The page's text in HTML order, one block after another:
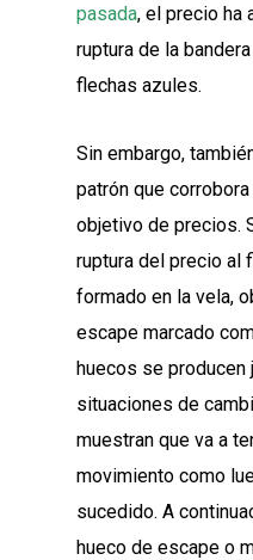
pasada, el precio ha
ruptura de la
flechas azules.
Sin embargo,
patrón que
objetivo de precios.
ruptura del precio al
formado en la vela,
escape marcado
huecos se
situaciones de
muestran que va a
movimiento como
sucedido. A
hueco de escape o